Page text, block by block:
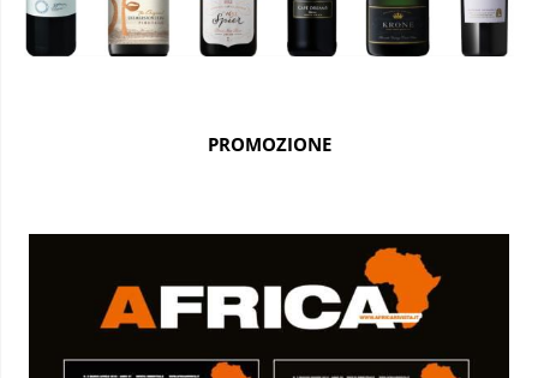
PROMOZIONE